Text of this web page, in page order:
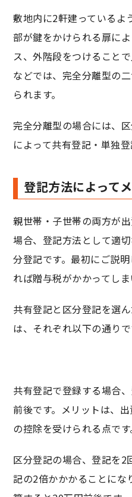
敷地内に2軒建っているよ
部が鍵をかけられる扉に
ス、外階段をつけること
などでは、完全分離型の
られます。
完全分離型の場合には、
によって共有登記・単独
登記方法によって
親世帯・子世帯の両方が
場合、登記方法として適
分登記です。最初にご説
れば贈与税がかかってしま
共有登記と区分登記を選
は、それぞれ以下の通りで
共有登記で登録する場合
前後です。メリットは、
の控除を受けられる点です
区分登記の場合、登記を2
記の2倍かかかることにな